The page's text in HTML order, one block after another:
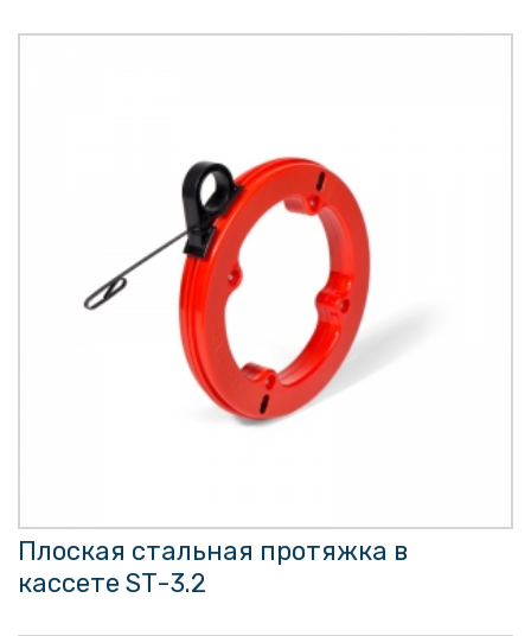
Плоская стальная протяжка в
кассете ST-3.2